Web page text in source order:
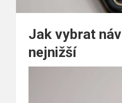
Jak vybrat
nejnižší